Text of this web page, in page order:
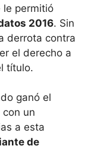
le permitió
2016. Sin
derrota contra
el derecho a
título.
ganó el
con un
a esta
de